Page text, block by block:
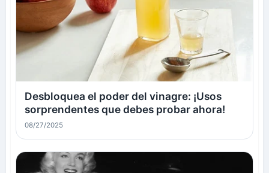
Desbloquea el poder del vinagre: ¡Usos
sorprendentes que debes probar ahora!
08/27/2025